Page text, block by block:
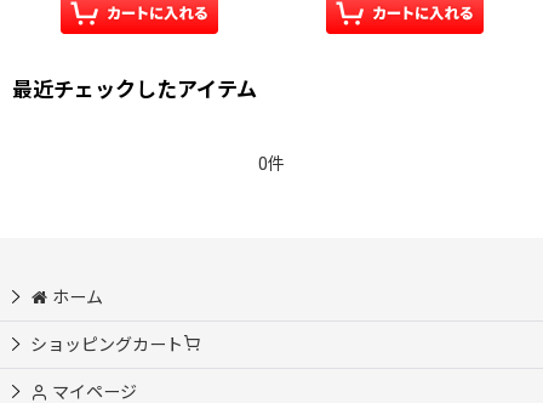
最近チェックしたアイテム
0件
ホーム
ショッピングカート
マイページ